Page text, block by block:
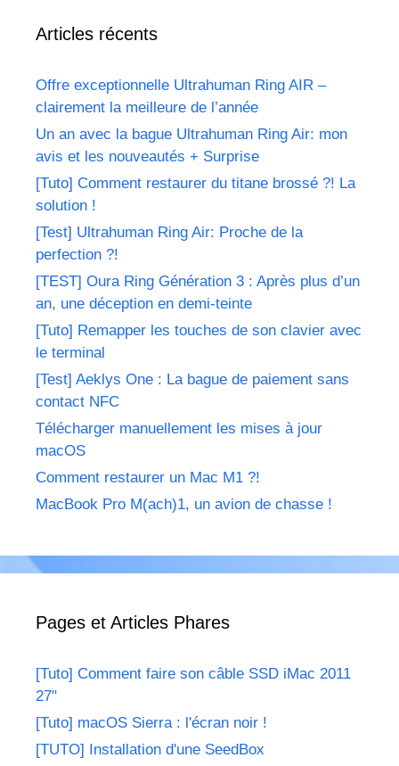
Articles récents
Offre exceptionnelle Ultrahuman Ring AIR –
clairement la meilleure de l’année
Un an avec la bague Ultrahuman Ring Air: mon
avis et les nouveautés + Surprise
[Tuto] Comment restaurer du titane brossé ?! La
solution !
[Test] Ultrahuman Ring Air: Proche de la
perfection ?!
[TEST] Oura Ring Génération 3 : Après plus d’un
an, une déception en demi-teinte
[Tuto] Remapper les touches de son clavier avec
le terminal
[Test] Aeklys One : La bague de paiement sans
contact NFC
Télécharger manuellement les mises à jour
macOS
Comment restaurer un Mac M1 ?!
MacBook Pro M(ach)1, un avion de chasse !
Pages et Articles Phares
[Tuto] Comment faire son câble SSD iMac 2011
27"
[Tuto] macOS Sierra : l'écran noir !
[TUTO] Installation d'une SeedBox